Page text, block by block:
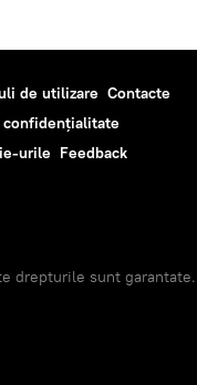
de utilizare Contacte
confidențialitate
urile Feedback
drepturile sunt garantate.